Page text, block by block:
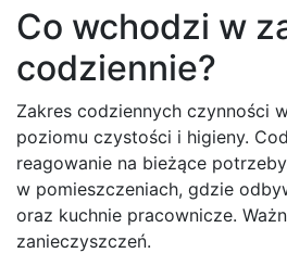
Co wchodzi w
codziennie?
Zakres codziennych czynności
poziomu czystości i higieny.
reagowanie na bieżące
w pomieszczeniach, gdzie
oraz kuchnie pracownicze.
zanieczyszczeń.